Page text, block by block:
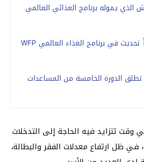
الذي يموله برنامج الغذائي العالمي
رابط التسجيل وأيضاً تحديث في برنامج الغذاء العالمي WFP
الشهم 3” تطلق الدورة الخامسة من المساعدات
وقت تتزايد فيه الحاجة إلى التدخلات
في ظل ارتفاع معدلات الفقر والبطالة،